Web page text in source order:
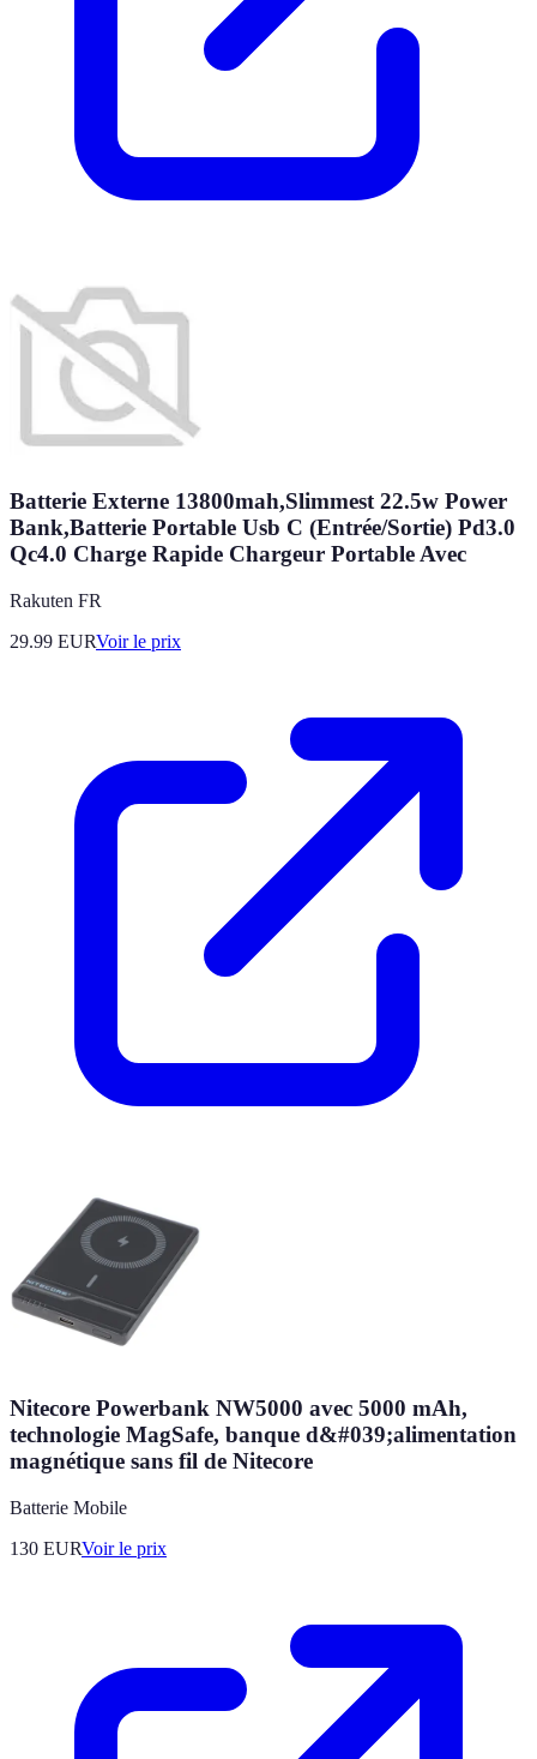
Batterie Externe 13800mah,Slimmest 22.5w Power
Bank,Batterie Portable Usb C (Entrée/Sortie) Pd3.0
Qc4.0 Charge Rapide Chargeur Portable Avec
Rakuten FR
29.99 EURVoir le prix
Nitecore Powerbank NW5000 avec 5000 mAh,
technologie MagSafe, banque d&#039;alimentation
magnétique sans fil de Nitecore
Batterie Mobile
130 EURVoir le prix